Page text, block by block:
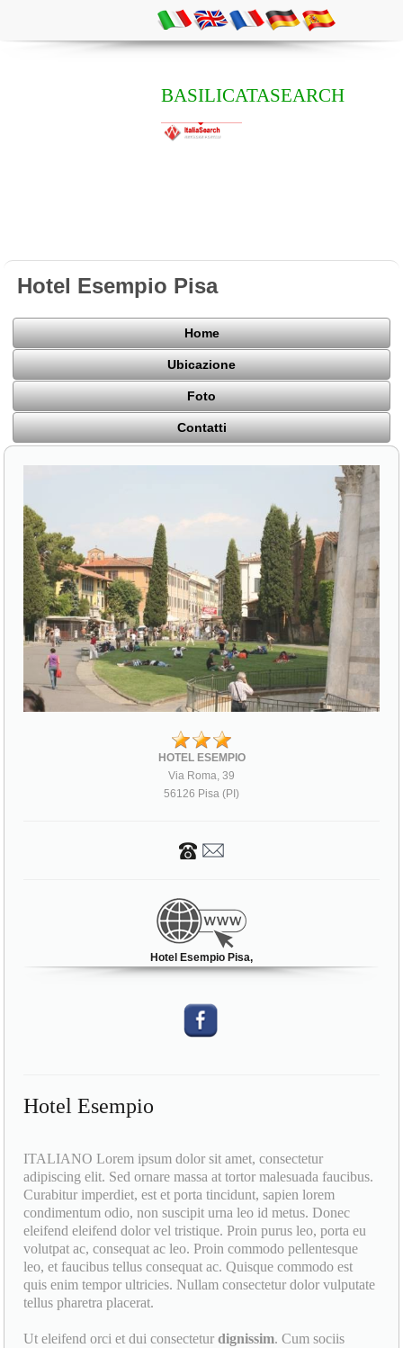
BASILICATASEARCH
Hotel Esempio Pisa
Home
Ubicazione
Foto
Contatti
HOTEL ESEMPIO
Via Roma, 39
56126 Pisa (PI)
Hotel Esempio Pisa,
Hotel Esempio
ITALIANO Lorem ipsum dolor sit amet, consectetur
adipiscing elit. Sed ornare massa at tortor malesuada faucibus.
Curabitur imperdiet, est et porta tincidunt, sapien lorem
condimentum odio, non suscipit urna leo id metus. Donec
eleifend eleifend dolor vel tristique. Proin purus leo, porta eu
volutpat ac, consequat ac leo. Proin commodo pellentesque
leo, et faucibus tellus consequat ac. Quisque commodo est
quis enim tempor ultricies. Nullam consectetur dolor vulputate
tellus pharetra placerat.
Ut eleifend orci et dui consecteturdignissim. Cum sociis